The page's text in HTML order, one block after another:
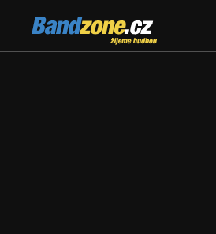
Bandzone.cz
žijeme hudbou